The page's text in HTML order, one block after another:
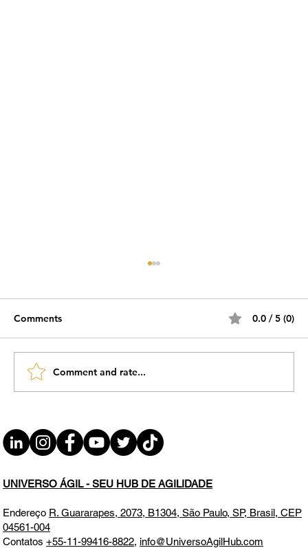
Digital na Era da I.A. SEG 11.05.26
07h31
Comments 0.0 / 5 (0)
Comment and rate...
UNIVERSO ÁGIL - SEU HUB DE AGILIDADE
Endereço R. Guararapes, 2073, B1304, São Paulo, SP, Brasil, CEP
04561-004
Contatos+55-11-99416-8822, info@UniversoAgilHub.com